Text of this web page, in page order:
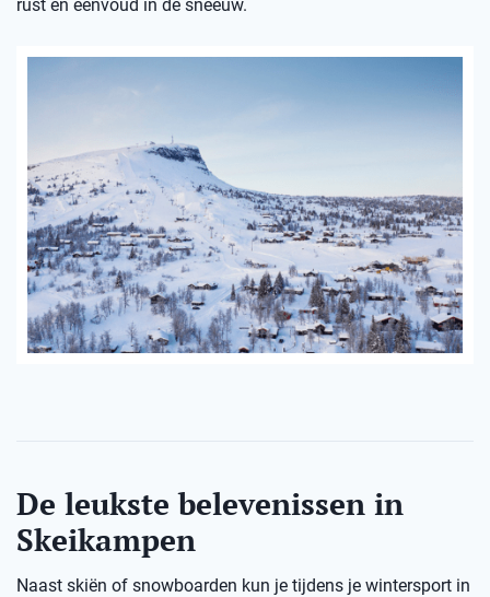
rust en eenvoud in de sneeuw.
De leukste belevenissen in
Skeikampen
Naast skiën of snowboarden kun je tijdens je wintersport in